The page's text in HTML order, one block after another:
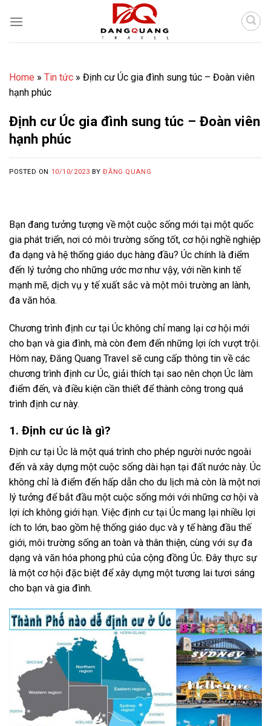
Home » Tin tức » Định cư Úc gia đình sung túc – Đoàn viên
hạnh phúc
Định cư Úc gia đình sung túc – Đoàn viên
hạnh phúc
POSTED ON 10/10/2023 BYĐĂNG QUANG
Bạn đang tưởng tượng về một cuộc sống mới tại một quốc
gia phát triển, nơi có môi trường sống tốt, cơ hội nghề nghiệp
đa dạng và hệ thống giáo dục hàng đầu? Úc chính là điểm
đến lý tưởng cho những ước mơ như vậy, với nền kinh tế
mạnh mẽ, dịch vụ y tế xuất sắc và một môi trường an lành,
đa văn hóa.
Chương trình định cư tại Úc không chỉ mang lại cơ hội mới
cho bạn và gia đình, mà còn đem đến những lợi ích vượt trội.
Hôm nay, Đăng Quang Travel sẽ cung cấp thông tin về các
chương trình định cư Úc, giải thích tại sao nên chọn Úc làm
điểm đến, và điều kiện cần thiết để thành công trong quá
trình định cư này.
1. Định cư úc là gì?
Định cư tại Úc là một quá trình cho phép người nước ngoài
đến và xây dựng một cuộc sống dài hạn tại đất nước này. Úc
không chỉ là điểm đến hấp dẫn cho du lịch mà còn là một nơi
lý tưởng để bắt đầu một cuộc sống mới với những cơ hội và
lợi ích không giới hạn. Việc định cư tại Úc mang lại nhiều lợi
ích to lớn, bao gồm hệ thống giáo dục và y tế hàng đầu thế
giới, môi trường sống an toàn và thân thiện, cùng với sự đa
dạng và văn hóa phong phú của cộng đồng Úc. Đây thực sự
là một cơ hội đặc biệt để xây dựng một tương lai tươi sáng
cho bạn và gia đình.